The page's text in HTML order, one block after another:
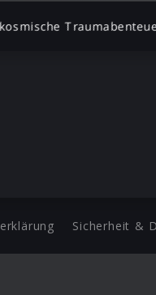
Sicherheit &